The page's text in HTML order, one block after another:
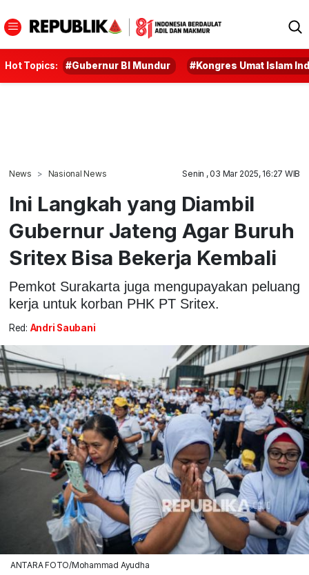
Hot Topics: #Gubernur BI Mundur #Kongres Umat Islam
News Nasional News Senin , 03 Mar 2025, 16:27 WIB
Ini Langkah yang Diambil
Gubernur Jateng Agar Buruh
Sritex Bisa Bekerja Kembali
Pemkot Surakarta juga mengupayakan peluang
kerja untuk korban PHK PT Sritex.
Red: Andri Saubani
ANTARA FOTO/Mohammad Ayudha